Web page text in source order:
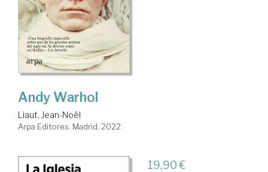
Andy Warhol
Liaut, Jean-Noël
Arpa Editores. Madrid, 2022
19,90 €